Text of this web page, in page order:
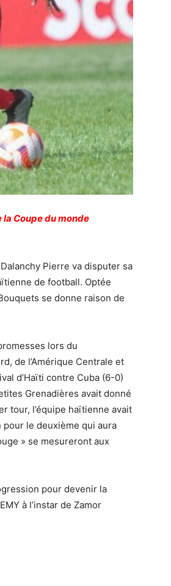
Coupe du monde
Pierre va disputer sa
de football. Optée
se donne raison de
lors du
de l’Amérique Centrale et
d’Haïti contre Cuba (6-0)
Grenadières avait donné
tour, l’équipe haïtienne avait
le deuxième qui aura
» se mesureront aux
pour devenir la
à l’instar de Zamor